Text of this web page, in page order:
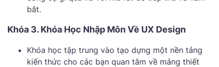
bắt.
Khóa 3. Khóa Học Nhập Môn Về UX Design
Khóa học tập trung vào tạo dựng một nền tảng
kiến thức cho các bạn quan tâm về mảng thiết